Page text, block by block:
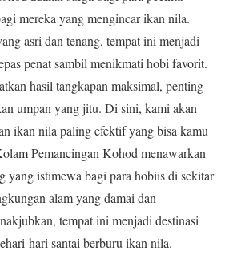
mereka yang mengincar ikan nila.
asri dan tenang, tempat ini menjadi
penat sambil menikmati hobi favorit.
hasil tangkapan maksimal, penting
umpan yang jitu. Di sini, kami akan
ikan nila paling efektif yang bisa kamu
Pemancingan Kohod menawarkan
yang istimewa bagi para hobiis di sekitar
alam yang damai dan
tempat ini menjadi destinasi
hari santai berburu ikan nila.